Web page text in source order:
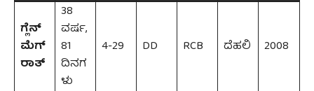
ಗ್ಲೆನ್
ಮೆಗ್
ರಾತ್
38
ವರ್ಷ,
81
ದಿನಗ
ಳು
4-29 DD RCB ದೆಹಲಿ 2008